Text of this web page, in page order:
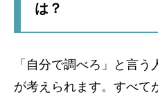
は？
「自分で調べろ」と言
が考えられます。すべて